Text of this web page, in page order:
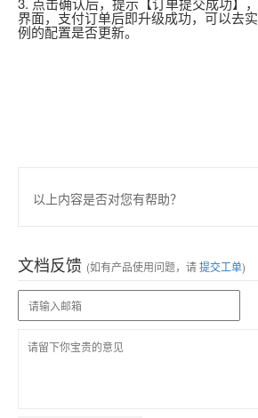
界面，支付订单后即升级成功，可以去
例的配置是否更新。
以上内容是否对您有帮助？
文档反馈 (如有产品使用问题，请提交工单)